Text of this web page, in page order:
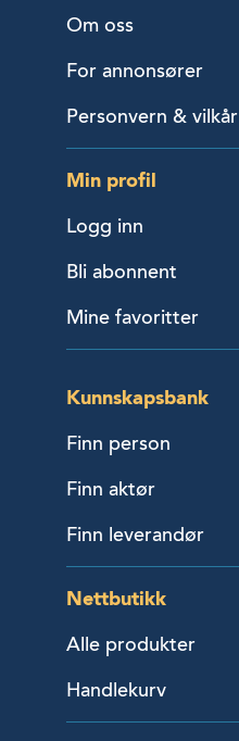
Om oss
For annonsører
Personvern & vilkår
Min profil
Logg inn
Bli abonnent
Mine favoritter
Kunnskapsbank
Finn person
Finn aktør
Finn leverandør
Nettbutikk
Alle produkter
Handlekurv